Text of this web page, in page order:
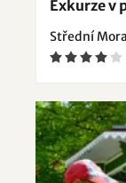
Exkurze v
Střední